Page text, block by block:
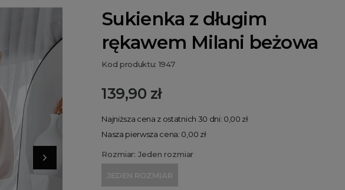
Sukienka z długim
rękawem Milani beżowa
Kod produktu: 1947
139,90 zł
Najniższa cena z ostatnich 30 dni: 0,00 zł
Nasza pierwsza cena: 0,00 zł
Rozmiar: Jeden rozmiar
JEDEN ROZMIAR